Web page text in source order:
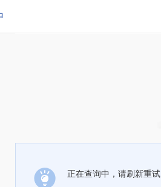
正在查询中，请刷新重试